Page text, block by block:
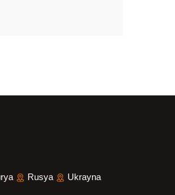
Rusya Ukrayna